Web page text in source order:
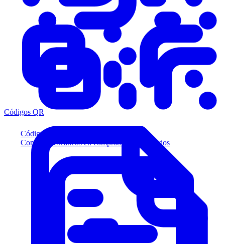
Códigos QR
Convierta escaneos en compradores calificados
Códigos QR